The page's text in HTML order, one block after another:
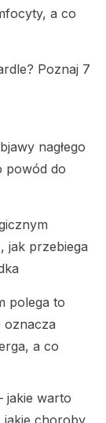
a co
Poznaj 7
nagłego
powód do
jak przebiega
polega to
oznacza
a co
jakie warto
jakie choroby